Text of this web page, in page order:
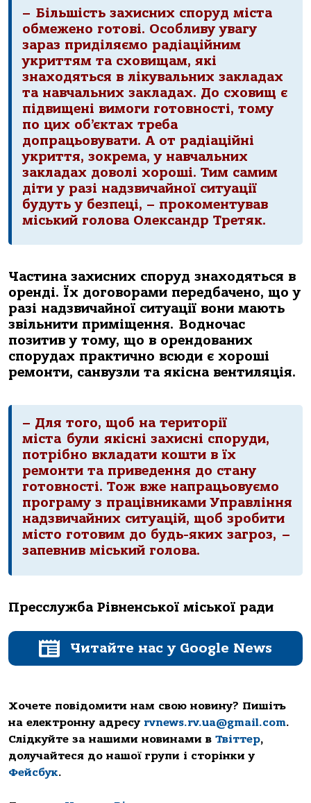
– Більшість захисних споруд міста
обмежено готові. Особливу увагу
зараз приділяємо радіаційним
укриттям та сховищам, які
знаходяться в лікувальних закладах
та навчальних закладах. До сховищ є
підвищені вимоги готовності, тому
по цих об’єктах треба
допрацьовувати. А от радіаційні
укриття, зокрема, у навчальних
закладах доволі хороші. Тим самим
діти у разі надзвичайної ситуації
будуть у безпеці, – прокоментував
міський голова Олександр Третяк.
Частина захисних споруд знаходяться в
оренді. Їх договорами передбачено, що у
разі надзвичайної ситуації вони мають
звільнити приміщення. Водночас
позитив у тому, що в орендованих
спорудах практично всюди є хороші
ремонти, санвузли та якісна вентиляція.
– Для того, щоб на території
міста були якісні захисні споруди,
потрібно вкладати кошти в їх
ремонти та приведення до стану
готовності. Тож вже напрацьовуємо
програму з працівниками Управління
надзвичайних ситуацій, щоб зробити
місто готовим до будь-яких загроз, –
запевнив міський голова.
Пресслужба Рівненської міської ради
Читайте нас у Google News
Хочете повідомити нам свою новину? Пишіть
на електронну адресу rvnews.rv.ua@gmail.com.
Слідкуйте за нашими новинами в Твіттер,
долучайтеся до нашої групи і сторінки у
Фейсбук.